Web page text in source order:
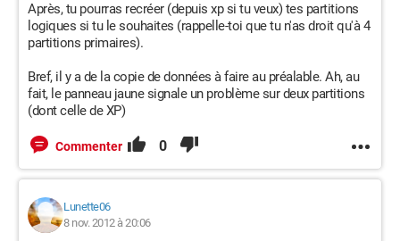
Après, tu pourras recréer (depuis xp si tu veux) tes partitions
logiques si tu le souhaites (rappelle-toi que tu n'as droit qu'à 4
partitions primaires).
Bref, il y a de la copie de données à faire au préalable. Ah, au
fait, le panneau jaune signale un problème sur deux partitions
(dont celle de XP)
Commenter 0
Lunette06
8 nov. 2012 à 20:06